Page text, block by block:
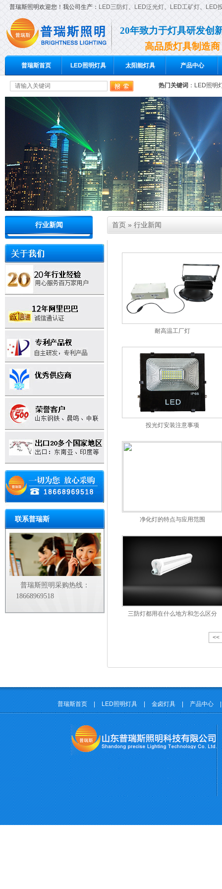
普瑞斯照明欢迎您！我公司生产： LED三防灯、 LED泛光灯、 LED工矿灯、 LED
20年致力于灯具研发创
高品质灯具制造商
普瑞斯首页 LED照明灯具 太阳能灯具 产品中心
热门关键词 ： LED照明
行业新闻
联系普瑞斯
普瑞斯照明采购热线：
18668969518
首页 » 行业新闻
耐高温工厂灯
投光灯安装注意事项
净化灯的特点与应用范围
三防灯都用在什么地方和怎么区分
<<
普瑞斯首页 | LED照明灯具 | 金卤灯具 | 产品中心 |